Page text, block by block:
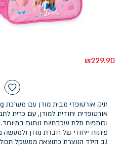
₪229.90
אורטופדית יחודית למודן, עם כרית
פיתוח ייחודי של חברת מודן
גב הילד הנוצרת כתוצאה ממשקל